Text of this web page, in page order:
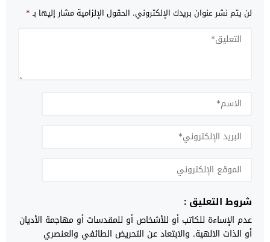
لن يتم نشر عنوان بريدك الإلكتروني. الحقول الإلزامية مشار إليها بـ*
شروط التعليق :
عدم الإساءة للكاتب أو للأشخاص أو للمقدسات أو مهاجمة الأديان
أو الذات الالهية. والابتعاد عن التحريض الطائفي والعنصري